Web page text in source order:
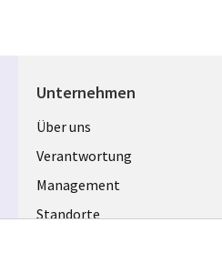
Unternehmen
Useful
links
GERMANY
Über uns
Verantwortung
Management
Standorte